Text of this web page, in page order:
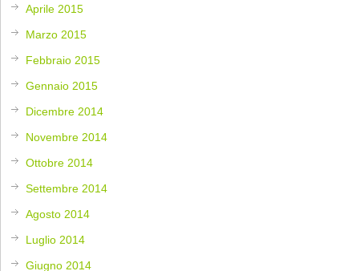
Aprile 2015
Marzo 2015
Febbraio 2015
Gennaio 2015
Dicembre 2014
Novembre 2014
Ottobre 2014
Settembre 2014
Agosto 2014
Luglio 2014
Giugno 2014